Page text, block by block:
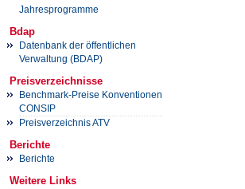
Jahresprogramme
Bdap
Datenbank der öffentlichen
Verwaltung (BDAP)
Preisverzeichnisse
Benchmark-Preise Konventionen
CONSIP
Preisverzeichnis ATV
Berichte
Berichte
Weitere Links